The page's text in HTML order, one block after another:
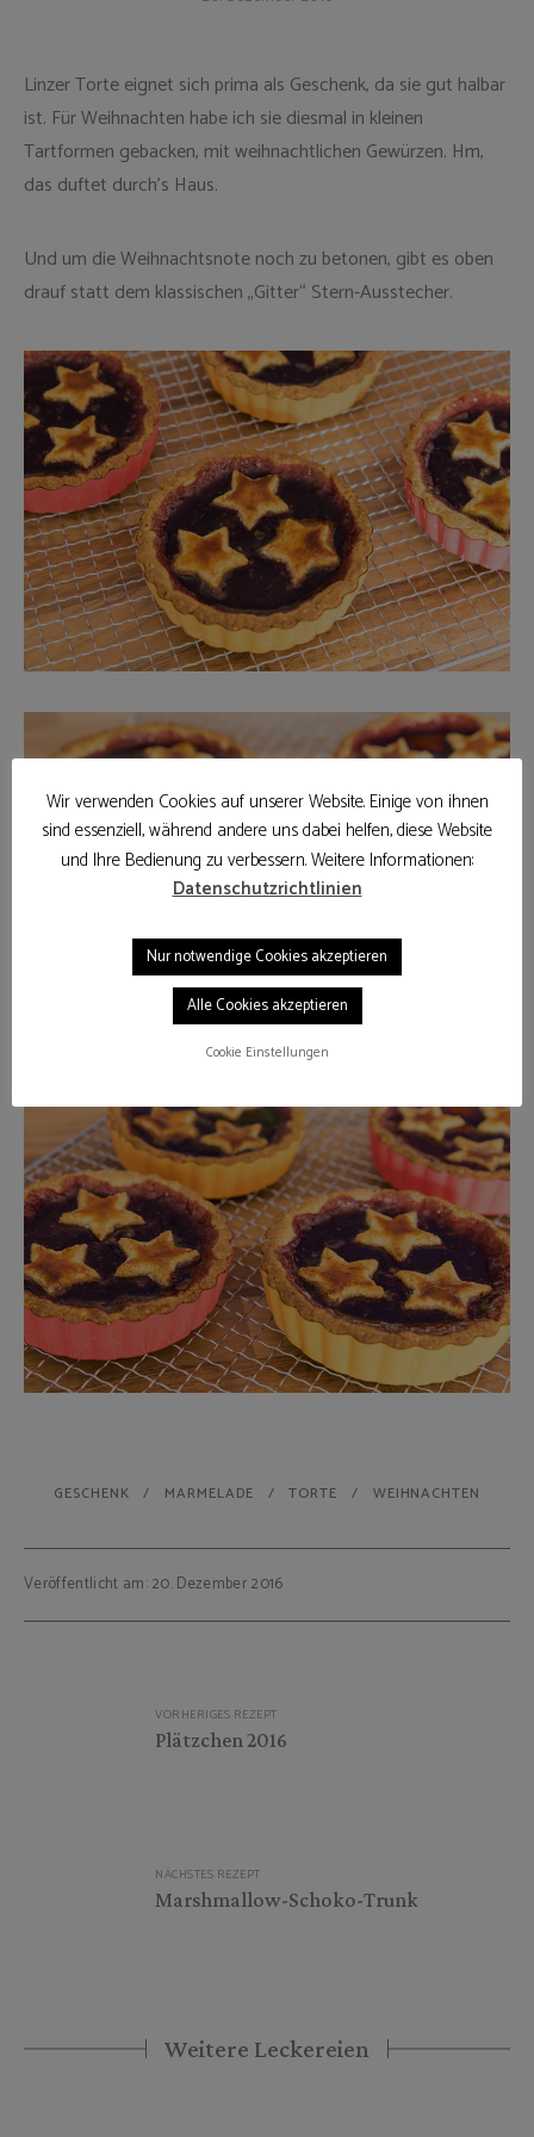
Linzer Torte eignet sich prima als Geschenk, da sie gut halbar
ist. Für Weihnachten habe ich sie diesmal in kleinen
Tartformen gebacken, mit weihnachtlichen Gewürzen. Hm,
das duftet durch’s Haus.
Und um die Weihnachtsnote noch zu betonen, gibt es oben
drauf statt dem klassischen „Gitter“ Stern-Ausstecher.
GESCHENK MARMELADE TORTE WEIHNACHTEN
Veröffentlicht am: 20. Dezember 2016
VORHERIGES REZEPT
Plätzchen 2016
NÄCHSTES REZEPT
Marshmallow-Schoko-Trunk
Weitere Leckereien
Wir verwenden Cookies auf unserer Website. Einige von ihnen
sind essenziell, während andere uns dabei helfen, diese Website
und Ihre Bedienung zu verbessern. Weitere Informationen:
Datenschutzrichtlinien
Nur notwendige Cookies akzeptieren
Alle Cookies akzeptieren
Cookie Einstellungen